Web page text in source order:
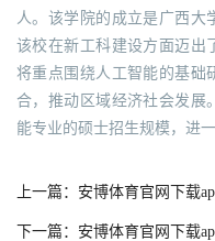
人。该学院的成立是广西大
该校在新工科建设方面迈出
将重点围绕人工智能的基础
合，推动区域经济社会发展
能专业的硕士招生规模，进